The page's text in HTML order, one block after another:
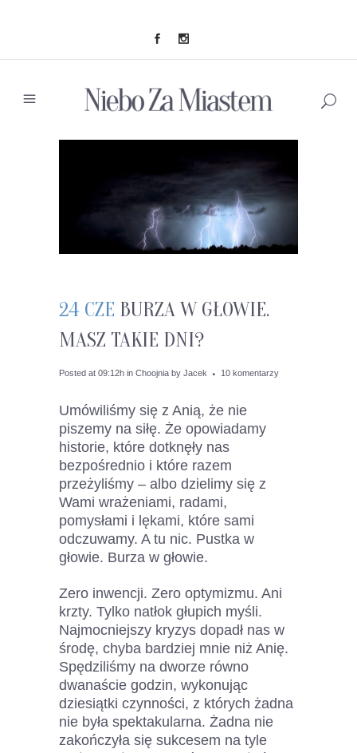
24 CZE BURZA W GŁOWIE.
MASZ TAKIE DNI?
Posted at 09:12h in Choojnia by Jacek 10 komentarzy
Umówiliśmy się z Anią, że nie
piszemy na siłę. Że opowiadamy
historie, które dotknęły nas
bezpośrednio i które razem
przeżyliśmy – albo dzielimy się z
Wami wrażeniami, radami,
pomysłami i lękami, które sami
odczuwamy. A tu nic. Pustka w
głowie. Burza w głowie.
Zero inwencji. Zero optymizmu. Ani
krzty. Tylko natłok głupich myśli.
Najmocniejszy kryzys dopadł nas w
środę, chyba bardziej mnie niż Anię.
Spędziliśmy na dworze równo
dwanaście godzin, wykonując
dziesiątki czynności, z których żadna
nie była spektakularna. Żadna nie
zakończyła się sukcesem na tyle